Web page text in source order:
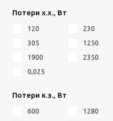
Потери х.х., Вт
120
230
305
1250
1900
2350
0,025
Потери к.з., Вт
600
1280